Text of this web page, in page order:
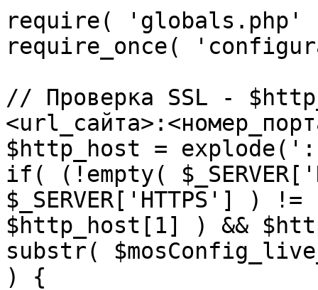
require(
require_once(
// Проверка SSL -
$http_host = explode(':',
if( (!empty(
$_SERVER['HTTPS']
$http_host[1] ) &&
substr(
) {